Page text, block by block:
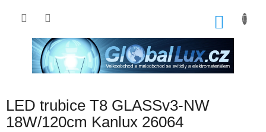
LED trubice T8 GLASSv3-NW
18W/120cm Kanlux 26064